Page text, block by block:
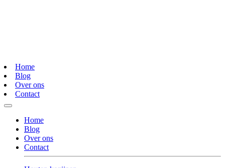
Home
Blog
Over ons
Contact
Home
Blog
Over ons
Contact